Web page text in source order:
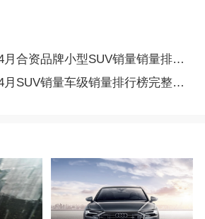
资品牌小型SUV销量销量排行榜完整版名单
SUV销量车级销量排行榜完整版名单